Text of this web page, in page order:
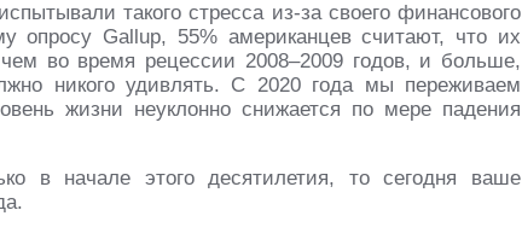
такого стресса из-за своего финансового
опросу Gallup, 55% американцев считают, что их
во время рецессии 2008–2009 годов, и больше,
никого удивлять. С 2020 года мы переживаем
жизни неуклонно снижается по мере падения
в начале этого десятилетия, то сегодня ваше